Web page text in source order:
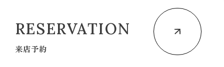
RESERVATION
来店予約